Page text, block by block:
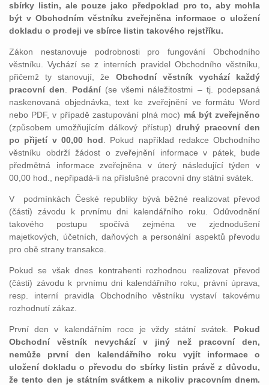
sbírky listin, ale pouze jako předpoklad pro to, aby mohla
být v Obchodním věstníku zveřejněna informace o uložení
dokladu o prodeji ve sbírce listin takového rejstříku.
Zákon nestanovuje podrobnosti pro fungování Obchodního
věstníku. Vychází se z interních pravidel Obchodního věstníku,
přičemž ty stanovují, že Obchodní věstník vychází každý
pracovní den
Podání(se všemi náležitostmi – tj. podepsaná
naskenovaná objednávka, text ke zveřejnění ve formátu Word
nebo PDF, v případě zastupování plná moc) má být zveřejněno
(způsobem umožňujícím dálkový přístup) druhý pracovní den
po přijetí v 00,00 hod . Pokud například redakce Obchodního
věstníku obdrží žádost o zveřejnění informace v pátek, bude
předmětná informace zveřejněna v úterý následující týden v
00,00 hod., nepřipadá-li na příslušné pracovní dny státní svátek.
V podmínkách České republiky bývá běžné realizovat převod
(části) závodu k prvnímu dni kalendářního roku. Odůvodnění
takového postupu spočívá zejména ve zjednodušení
majetkových, účetních, daňových a personální aspektů převodu
pro obě strany transakce.
Pokud se však dnes kontrahenti rozhodnou realizovat převod
(části) závodu k prvnímu dni kalendářního roku, právní úprava,
resp. interní pravidla Obchodního věstníku vystaví takovému
rozhodnutí zákaz.
První den v kalendářním roce je vždy státní svátek. Pokud
Obchodní věstník nevychází v jiný než pracovní den,
nemůže první den kalendářního roku vyjít informace o
uložení dokladu o převodu do sbírky listin právě z důvodu,
že tento den je státním svátkem a nikoliv pracovním dnem.